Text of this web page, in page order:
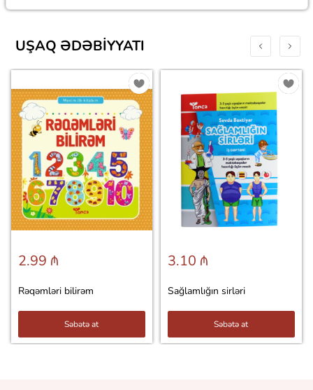
UŞAQ ƏDƏBIYYATI
2.99 ₼
Rəqəmləri bilirəm
Səbətə at
3.10 ₼
Sağlamlığın sirləri
Səbətə at